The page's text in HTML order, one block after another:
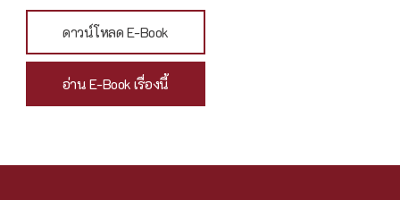
ดาวน์โหลด E-Book
อ่าน E-Book เรื่องนี้